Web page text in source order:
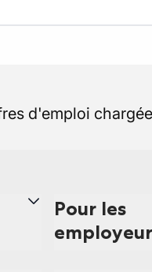
d'emploi
Pour les